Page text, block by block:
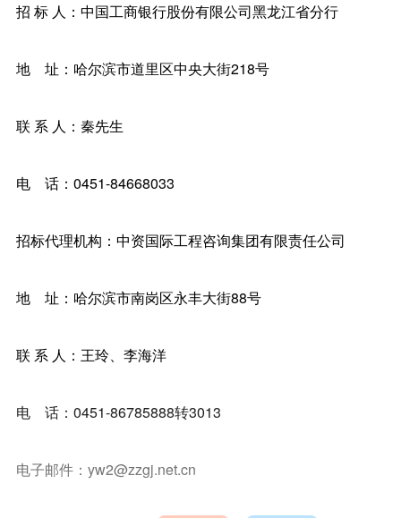
招 标 人：中国工商银行股份有限公司黑龙江省分行
地 址：哈尔滨市道里区中央大街218号
联 系 人：秦先生
电 话：0451-84668033
招标代理机构：中资国际工程咨询集团有限责任公司
地 址：哈尔滨市南岗区永丰大街88号
联 系 人：王玲、李海洋
电 话：0451-86785888转3013
电子邮件：yw2@zzgj.net.cn